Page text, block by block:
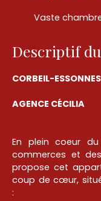
Vaste
Descriptif
CORBEIL-ESSONNES
AGENCE CÉCILIA
En plein coeur
commerces et
propose cet
coup de cœur,
: